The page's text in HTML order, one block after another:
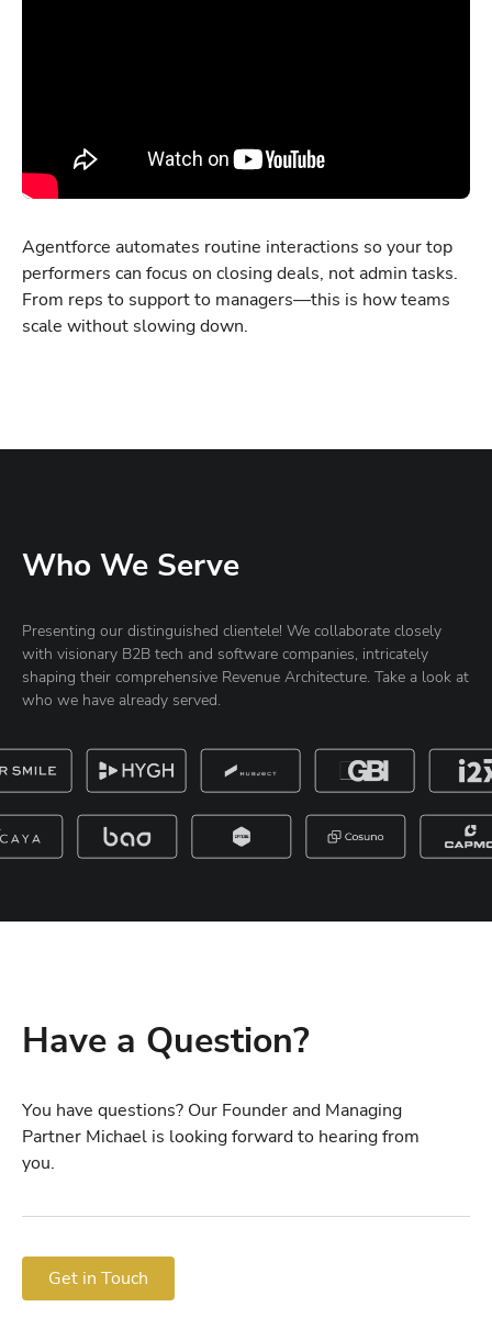
Agentforce automates routine interactions so your top
performers can focus on closing deals, not admin tasks.
From reps to support to managers—this is how teams
scale without slowing down.
Who We Serve
Presenting our distinguished clientele! We collaborate closely
with visionary B2B tech and software companies, intricately
shaping their comprehensive Revenue Architecture. Take a look at
who we have already served.
Have a Question?
You have questions? Our Founder and Managing
Partner Michael is looking forward to hearing from
you.
Get in Touch